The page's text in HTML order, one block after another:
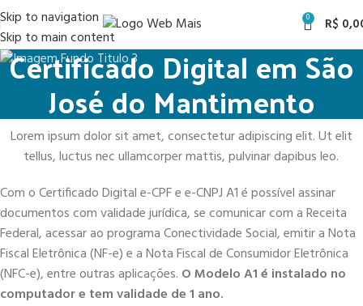
Skip to navigation
Skip to main content
0 R$
Certificado Digital em São
José do Mantimento
Lorem ipsum dolor sit amet, consectetur adipiscing elit. Ut elit
tellus, luctus nec ullamcorper mattis, pulvinar dapibus leo.
Com o Certificado Digital e-CPF e e-CNPJ A1 é possível assinar
documentos com validade jurídica, se comunicar com a Receita
Federal, acessar ao programa Conectividade Social, emitir a Nota
Fiscal Eletrônica (NF-e) e a Nota Fiscal de Consumidor Eletrônica
(NFC-e), entre outras aplicações. O Modelo A1 é instalado no
computador e tem validade de 1 ano.